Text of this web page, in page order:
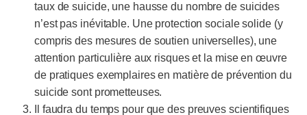
taux de suicide, une hausse du nombre de suicides
n’est pas inévitable. Une protection sociale solide (y
compris des mesures de soutien universelles), une
attention particulière aux risques et la mise en œuvre
de pratiques exemplaires en matière de prévention du
suicide sont prometteuses.
Il faudra du temps pour que des preuves scientifiques